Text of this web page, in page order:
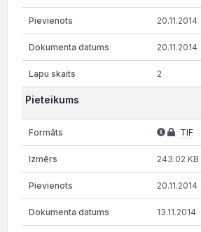
20.11.2014
20.11.2014
2
Pieteikums
TIF
243.02 KB
20.11.2014
13.11.2014